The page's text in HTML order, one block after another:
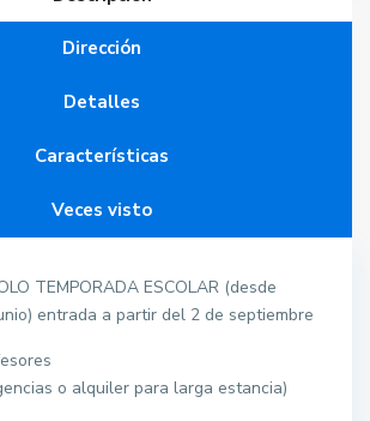
Dirección
Detalles
Características
Veces visto
TEMPORADA ESCOLAR (desde
entrada a partir del 2 de septiembre
o alquiler para larga estancia)